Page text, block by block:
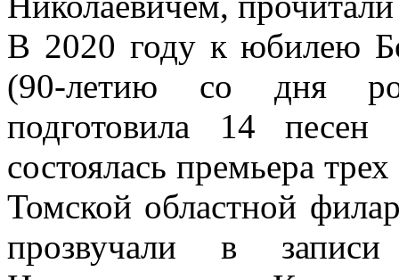
В 2020 году к юбилею
(90-летию со дня
подготовила 14
состоялась премьера
Томской областной
прозвучали в